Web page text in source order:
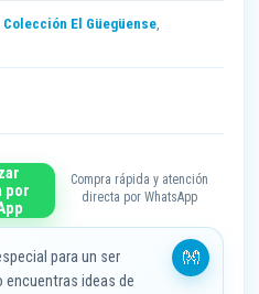
Colección El Güegüense,
por
Compra rápida y atención
directa por WhatsApp
para un ser
encuentras ideas de